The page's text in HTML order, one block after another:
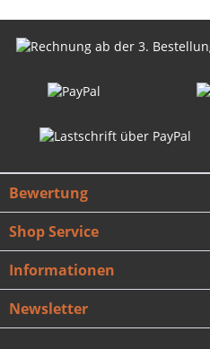
Bewertung
Shop Service
Informationen
Newsletter